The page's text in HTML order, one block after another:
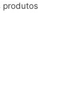
produtos